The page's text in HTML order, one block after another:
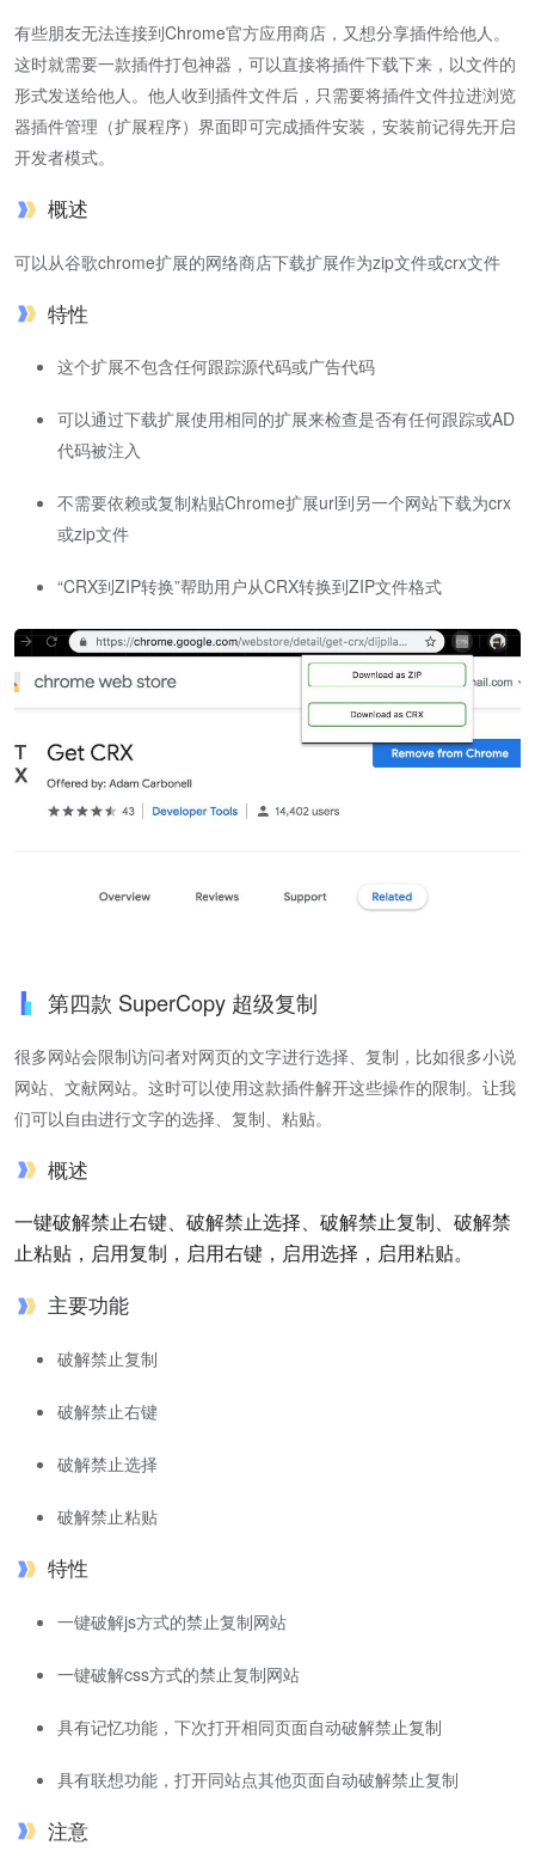
有些朋友无法连接到Chrome官方应用商店，又想分享插件给他人。
这时就需要一款插件打包神器，可以直接将插件下载下来，以文件的
形式发送给他人。他人收到插件文件后，只需要将插件文件拉进浏览
器插件管理（扩展程序）界面即可完成插件安装，安装前记得先开启
开发者模式。
概述
可以从谷歌chrome扩展的网络商店下载扩展作为zip文件或crx文件
特性
这个扩展不包含任何跟踪源代码或广告代码
可以通过下载扩展使用相同的扩展来检查是否有任何跟踪或AD
代码被注入
不需要依赖或复制粘贴Chrome扩展url到另一个网站下载为crx
或zip文件
“CRX到ZIP转换”帮助用户从CRX转换到ZIP文件格式
第四款 SuperCopy 超级复制
很多网站会限制访问者对网页的文字进行选择、复制，比如很多小说
网站、文献网站。这时可以使用这款插件解开这些操作的限制。让我
们可以自由进行文字的选择、复制、粘贴。
概述
一键破解禁止右键、破解禁止选择、破解禁止复制、破解禁
止粘贴，启用复制，启用右键，启用选择，启用粘贴。
主要功能
破解禁止复制
破解禁止右键
破解禁止选择
破解禁止粘贴
特性
一键破解js方式的禁止复制网站
一键破解css方式的禁止复制网站
具有记忆功能，下次打开相同页面自动破解禁止复制
具有联想功能，打开同站点其他页面自动破解禁止复制
注意